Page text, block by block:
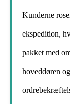
Kunderne
ekspedition,
pakket med
hoveddøren